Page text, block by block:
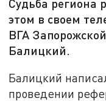
Судьба региона
этом в своем
ВГА
Балицкий.
Балицкий
проведении